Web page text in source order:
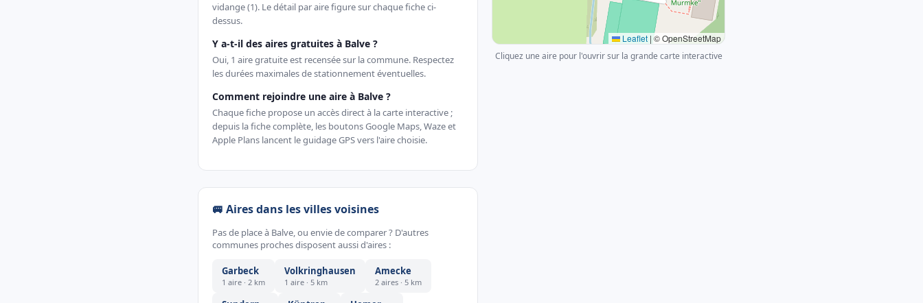
vidange (1). Le détail par aire figure sur chaque fiche ci-
dessus.
Y a-t-il des aires gratuites à Balve ?
Oui, 1 aire gratuite est recensée sur la commune. Respectez
les durées maximales de stationnement éventuelles.
Comment rejoindre une aire à Balve ?
Chaque fiche propose un accès direct à la carte interactive ;
depuis la fiche complète, les boutons Google Maps, Waze et
Apple Plans lancent le guidage GPS vers l'aire choisie.
🚐 Aires dans les villes voisines
Pas de place à Balve, ou envie de comparer ? D'autres
communes proches disposent aussi d'aires :
Garbeck
1 aire · 2 km
Volkringhausen
1 aire · 5 km
Amecke
2 aires · 5 km
Leaflet |© OpenStreetMap
Cliquez une aire pour l'ouvrir sur la grande carte interactive